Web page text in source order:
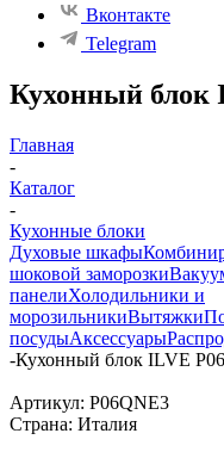
Вконтакте
Telegram
Кухонный блок
Главная
-
Каталог
-
Кухонные блоки
Духовые шкафы
шоковой заморозки
панелиХолодильники и
морозильникиВытяжки
посудыАксессуары
-Кухонный блок ILVE
Артикул: P06QNE3
Страна: Италия